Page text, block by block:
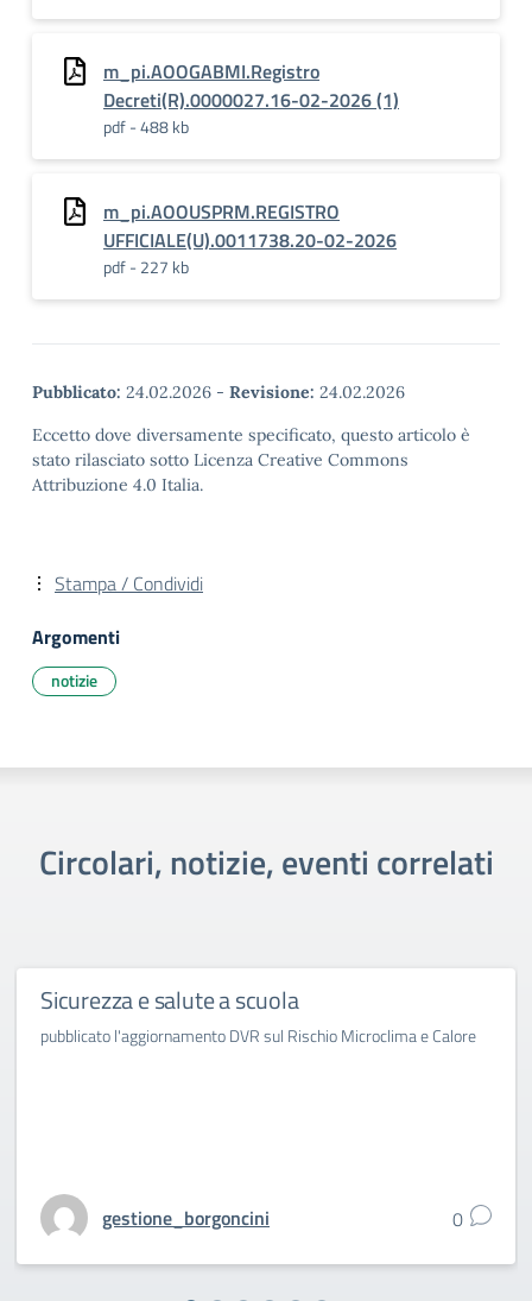
m_pi.AOOGABMI.Registro
Decreti(R).0000027.16-02-2026 (1)
pdf - 488 kb
m_pi.AOOUSPRM.REGISTRO
UFFICIALE(U).0011738.20-02-2026
pdf - 227 kb
Pubblicato: 24.02.2026 - Revisione: 24.02.2026
Eccetto dove diversamente specificato, questo articolo è
stato rilasciato sotto Licenza Creative Commons
Attribuzione 4.0 Italia.
Stampa / Condividi
Argomenti
notizie
Circolari, notizie, eventi correlati
Sicurezza e salute a scuola
pubblicato l'aggiornamento DVR sul Rischio Microclima e Calore
gestione_borgoncini 0